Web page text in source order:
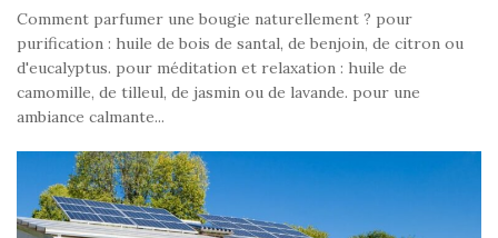
Comment parfumer une bougie naturellement ? pour
purification : huile de bois de santal, de benjoin, de citron ou
d'eucalyptus. pour méditation et relaxation : huile de
camomille, de tilleul, de jasmin ou de lavande. pour une
ambiance calmante...